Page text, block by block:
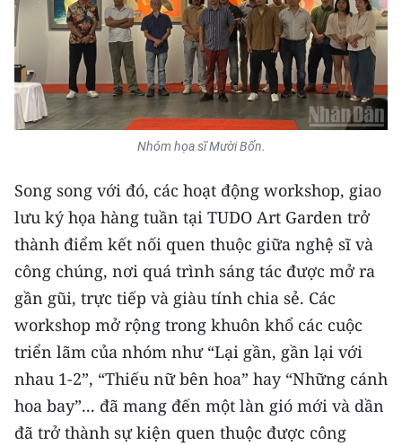
Nhóm họa sĩ Mười Bốn.
Song song với đó, các hoạt động workshop, giao
lưu ký họa hàng tuần tại TUDO Art Garden trở
thành điểm kết nối quen thuộc giữa nghệ sĩ và
công chúng, nơi quá trình sáng tác được mở ra
gần gũi, trực tiếp và giàu tính chia sẻ. Các
workshop mở rộng trong khuôn khổ các cuộc
triển lãm của nhóm như “Lại gần, gần lại với
nhau 1-2”, “Thiếu nữ bên hoa” hay “Những cánh
hoa bay”... đã mang đến một làn gió mới và dần
đã trở thành sự kiện quen thuộc được công